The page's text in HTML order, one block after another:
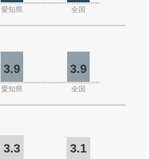
愛知県 全国
3.9 3.9
愛知県 全国
3.3 3.1